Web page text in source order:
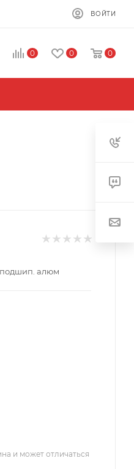
ВОЙТИ
0 0 0
подшип. алюм
и может отличаться